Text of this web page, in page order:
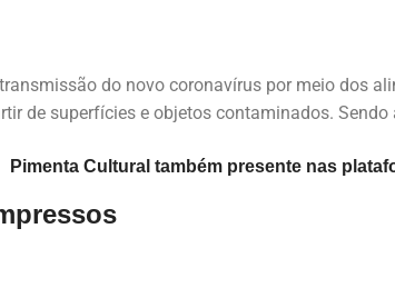
do novo coronavírus por meio dos
de superfícies e objetos contaminados.
Pimenta Cultural também presente nas